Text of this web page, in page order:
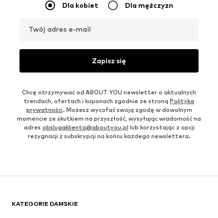
Dla kobiet Dla mężczyzn
Twój adres e-mail
Zapisz się
Chcę otrzymywać od ABOUT YOU newsletter o aktualnych
trendach, ofertach i kuponach zgodnie ze stroną Polityka
prywatności. Możesz wycofać swoją zgodę w dowolnym
momencie ze skutkiem na przyszłość, wysyłając wiadomość na
adres obslugaklienta@aboutyou.pl lub korzystając z opcji
rezygnacji z subskrypcji na końcu każdego newslettera.
KATEGORIE DAMSKIE